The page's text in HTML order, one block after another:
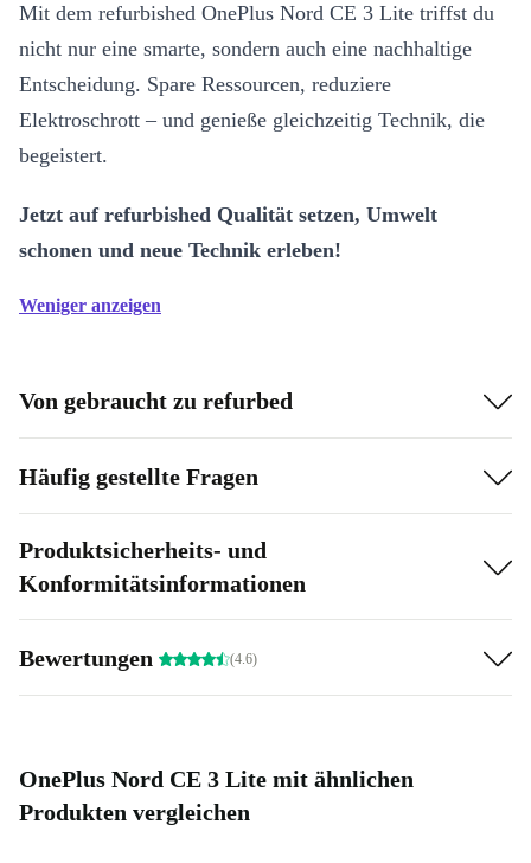
Mit dem refurbished OnePlus Nord CE 3 Lite triffst du
nicht nur eine smarte, sondern auch eine nachhaltige
Entscheidung. Spare Ressourcen, reduziere
Elektroschrott – und genieße gleichzeitig Technik, die
begeistert.
Jetzt auf refurbished Qualität setzen, Umwelt
schonen und neue Technik erleben!
Weniger anzeigen
Von gebraucht zu refurbed
Häufig gestellte Fragen
Produktsicherheits- und
Konformitätsinformationen
Bewertungen (4.6)
OnePlus Nord CE 3 Lite mit ähnlichen
Produkten vergleichen